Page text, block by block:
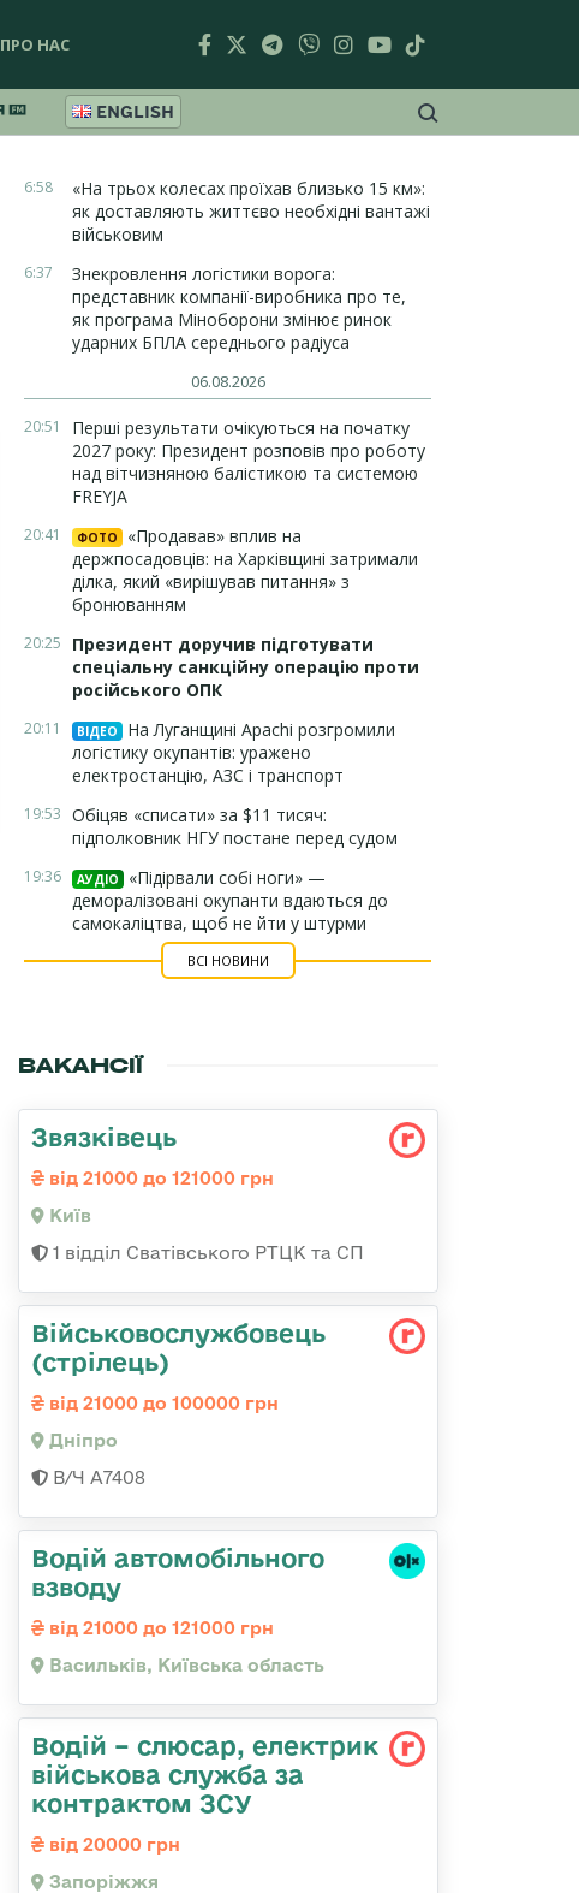
ПРО НАС
ENGLISH
6:58
«На трьох колесах проїхав близько 15 км»:
як доставляють життєво необхідні вантажі
військовим
6:37
Знекровлення логістики ворога:
представник компанії-виробника про те,
як програма Міноборони змінює ринок
ударних БПЛА середнього радіуса
06.08.2026
20:51
Перші результати очікуються на початку
2027 року: Президент розповів про роботу
над вітчизняною балістикою та системою
FREYJA
20:41 ФОТО
«Продавав» вплив на
держпосадовців: на Харківщині затримали
ділка, який «вирішував питання» з
бронюванням
20:25
Президент доручив підготувати
спеціальну санкційну операцію проти
російського ОПК
20:11 ВІДЕО
На Луганщині Apachi розгромили
логістику окупантів: уражено
електростанцію, АЗС і транспорт
19:53 Обіцяв «списати» за $11 тисяч:
підполковник НГУ постане перед судом
19:36 АУДІО
«Підірвали собі ноги» —
деморалізовані окупанти вдаються до
самокаліцтва, щоб не йти у штурми
ВСІ НОВИНИ
ВАКАНСІЇ
Звязківець
від 21000 до 121000 грн
Київ
1 відділ Сватівського РТЦК та СП
Військовослужбовець
(стрілець)
від 21000 до 100000 грн
Дніпро
В/Ч А7408
Водій автомобільного
взводу
від 21000 до 121000 грн
Васильків, Київська область
Водій – слюсар, електрик
військова служба за
контрактом ЗСУ
від 20000 грн
Запоріжжя